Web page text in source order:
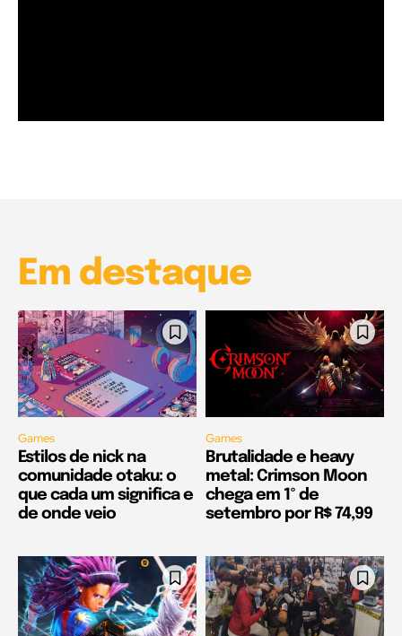
Em destaque
Games
Estilos de nick na
comunidade otaku: o
que cada um significa e
de onde veio
Games
Brutalidade e heavy
metal: Crimson Moon
chega em 1º de
setembro por R$ 74,99